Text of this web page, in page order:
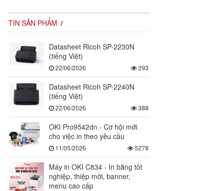
TIN SẢN PHẨM
Datasheet Ricoh SP-2230N
(tiếng Việt)
22/06/2026 293
Datasheet Ricoh SP-2240N
(tiếng Việt)
22/06/2026 388
OKI Pro9542dn - Cơ hội mới
cho việc in theo yêu cầu
11/05/2026 5278
Máy in OKI C834 - In bằng tốt
nghiệp, thiệp mời, banner,
menu cao cấp